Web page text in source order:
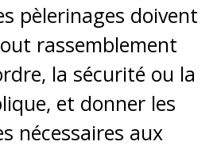
pèlerinages doivent
rassemblement
la sécurité ou la
et donner les
nécessaires aux